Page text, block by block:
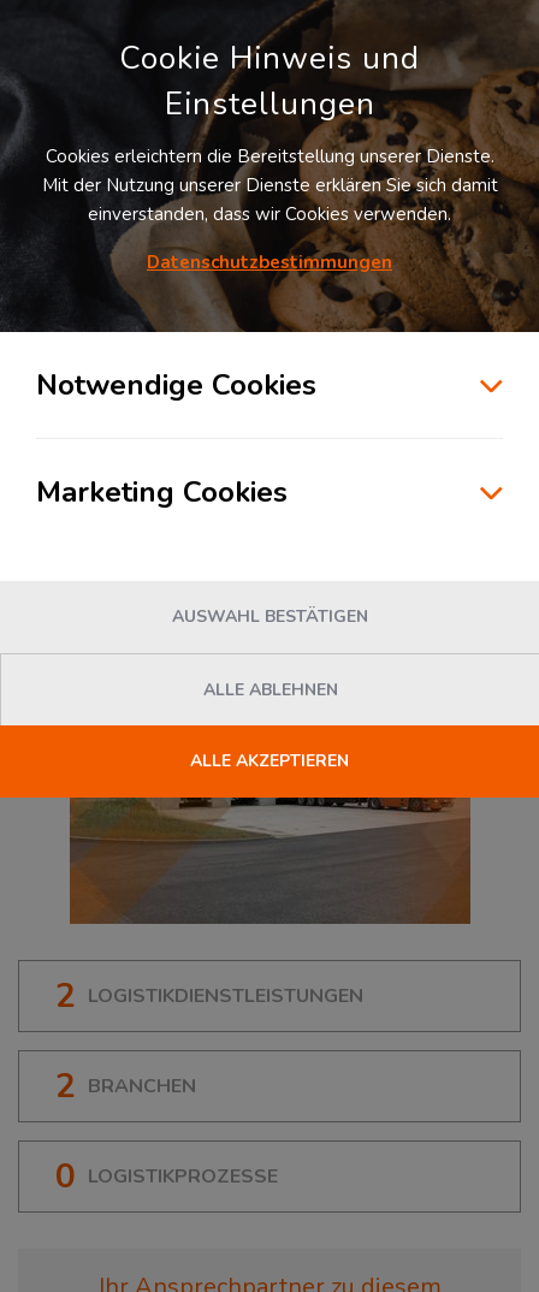
Möchten Sie diesen Suchauftrag
speichern und automatisch über neue
Standorte informiert werden?
in der Branche Konsumgüterindustrie in
2 LOGISTIKDIENSTLEISTUNGEN
2 BRANCHEN
0 LOGISTIKPROZESSE
Cookie Hinweis und
Einstellungen
Cookies erleichtern die Bereitstellung unserer Dienste.
Mit der Nutzung unserer Dienste erklären Sie sich damit
einverstanden, dass wir Cookies verwenden.
Datenschutzbestimmungen
Notwendige Cookies
Marketing Cookies
AUSWAHL BESTÄTIGEN
ALLE ABLEHNEN
ALLE AKZEPTIEREN